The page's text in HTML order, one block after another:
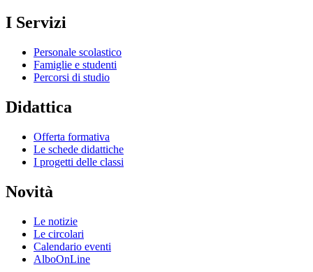
I Servizi
Personale scolastico
Famiglie e studenti
Percorsi di studio
Didattica
Offerta formativa
Le schede didattiche
I progetti delle classi
Novità
Le notizie
Le circolari
Calendario eventi
AlboOnLine